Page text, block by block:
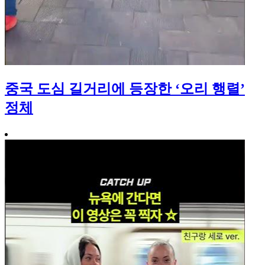
중국 도심 길거리에 등장한 ‘오리 행렬’
정체